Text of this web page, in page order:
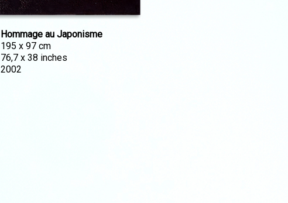
Hommage au Japonisme
195 x 97 cm
76,7 x 38 inches
2002